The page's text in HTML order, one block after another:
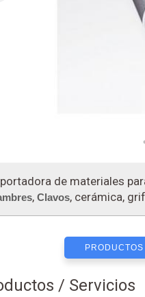
de materiales
, Clavos, cerámica,
/ Servicios